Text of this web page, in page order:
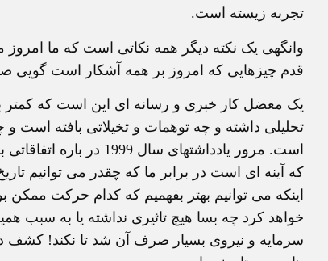
تجربه زیسته است.
وانگهی یک نکته دیگر همه نکاتی است که ما
قدم چیزهایی که امروز بر همه آشکار است
یک معضل کار خبری و رسانه ای این است که کمتر
تحلیلی داشته و چه توهمات و تخیلاتی بافته است
است. مرور یادداشتهای
که آینه ای است در برابر ما که چقدر می توانیم
اینکه می توانیم بهتر بفهمیم که کدام حرکت
خواهد کرد چه بسا هیچ تاثیری نداشته یا به
سرمایه و نیروی بسیار صرف آن شد تا نکند! کشف